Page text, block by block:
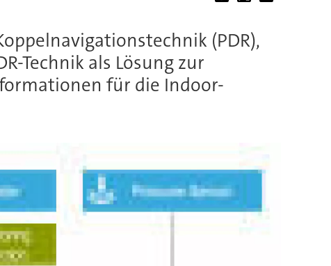
(PDR),
Technik als Lösung zur
für die Indoor-